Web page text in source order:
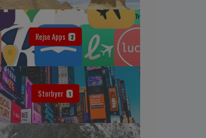
Rejse Apps 2
Storbyer 1